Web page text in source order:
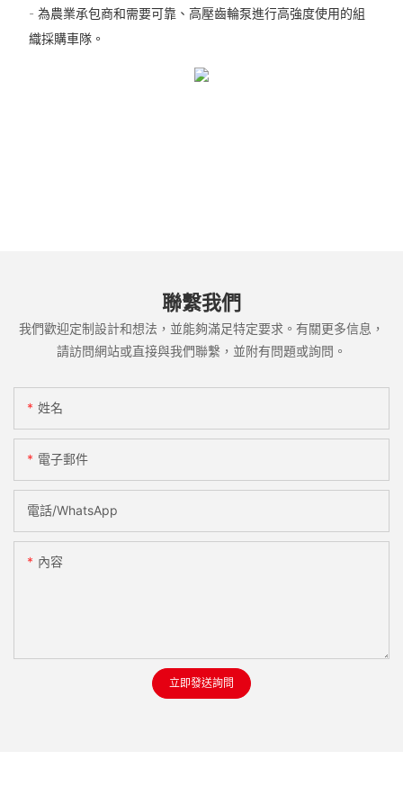
- 為農業承包商和需要可靠、高壓齒輪泵進行高強度使用的組
織採購車隊。
聯繫我們
我們歡迎定制設計和想法，並能夠滿足特定要求。有關更多信息，
請訪問網站或直接與我們聯繫，並附有問題或詢問。
姓名
電子郵件
電話/WhatsApp
內容
立即發送詢問